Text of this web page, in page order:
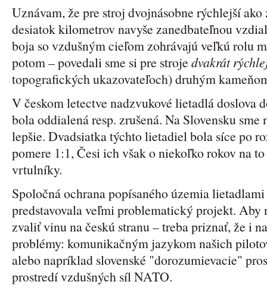
Uznávam, že pre stroj dvojnásobne rýchlejší
desiatok kilometrov navyše zanedbateľnou
boja so vzdušným cieľom zohrávajú veľkú rolu
potom – povedali sme si pre stroje dvakrát
topografických ukazovateľoch) druhým
V českom letectve nadzvukové lietadlá doslova
bola oddialená resp. zrušená. Na Slovensku
lepšie. Dvadsiatka týchto lietadiel bola síce po
pomere 1:1, Česi ich však o niekoľko rokov na
vrtulníky.
Spoločná ochrana popísaného územia
predstavovala veľmi problematický projekt. Aby
zvaliť vinu na českú stranu – treba priznať, že i
problémy: komunikačným jazykom našich
alebo napríklad slovenské "dorozumievacie"
prostredí vzdušných síl NATO.